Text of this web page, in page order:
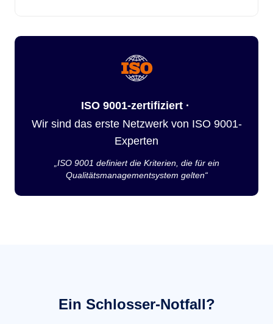
ISO 9001-zertifiziert ·
Wir sind das erste Netzwerk von ISO 9001-
Experten
„ISO 9001 definiert die Kriterien, die für ein
Qualitätsmanagementsystem gelten“
Ein Schlosser-Notfall?